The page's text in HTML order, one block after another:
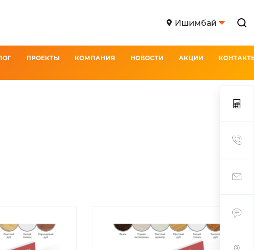
Ишимбай
ПРОЕКТЫ КОМПАНИЯ НОВОСТИ АКЦИИ